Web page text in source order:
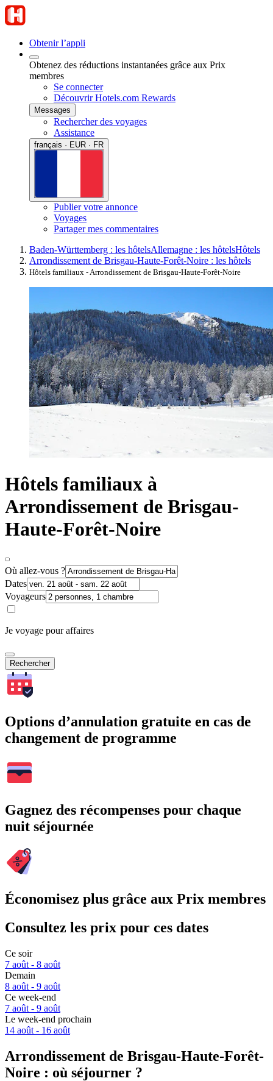
Obtenir l’appli
Obtenez des réductions instantanées grâce aux Prix
membres
Se connecter
Découvrir Hotels.com Rewards
Messages
Rechercher des voyages
Assistance
français · EUR · FR
Publier votre annonce
Voyages
Partager mes commentaires
Baden-Württemberg : les hôtelsAllemagne : les hôtelsHôtels
Arrondissement de Brisgau-Haute-Forêt-Noire : les hôtels
Hôtels familiaux - Arrondissement de Brisgau-Haute-Forêt-Noire
Hôtels familiaux à
Arrondissement de Brisgau-
Haute-Forêt-Noire
Où allez-vous ?
Dates
Voyageurs
Je voyage pour affaires
Rechercher
Options d’annulation gratuite en cas de
changement de programme
Gagnez des récompenses pour chaque
nuit séjournée
Économisez plus grâce aux Prix membres
Consultez les prix pour ces dates
Ce soir
7 août - 8 août
Demain
8 août - 9 août
Ce week-end
7 août - 9 août
Le week-end prochain
14 août - 16 août
Arrondissement de Brisgau-Haute-Forêt-
Noire : où séjourner ?